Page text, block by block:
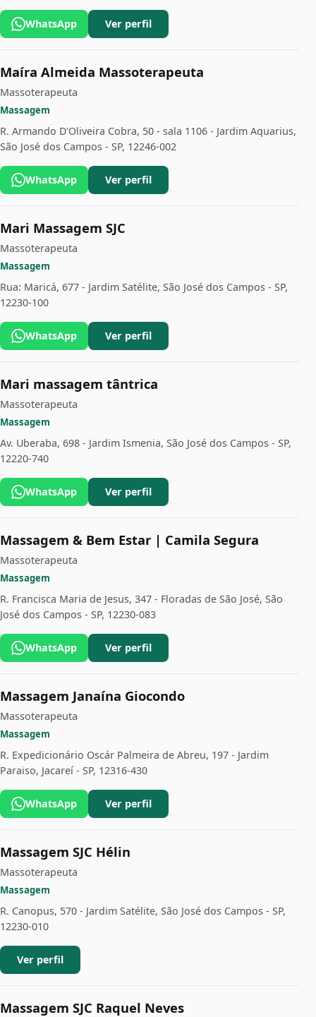
WhatsApp Ver perfil
Maíra Almeida Massoterapeuta
Massoterapeuta
Massagem
R. Armando D'Oliveira Cobra, 50 - sala 1106 - Jardim Aquarius,
São José dos Campos - SP, 12246-002
WhatsApp Ver perfil
Mari Massagem SJC
Massoterapeuta
Massagem
Rua: Maricá, 677 - Jardim Satélite, São José dos Campos - SP,
12230-100
WhatsApp Ver perfil
Mari massagem tântrica
Massoterapeuta
Massagem
Av. Uberaba, 698 - Jardim Ismenia, São José dos Campos - SP,
12220-740
WhatsApp Ver perfil
Massagem & Bem Estar | Camila Segura
Massoterapeuta
Massagem
R. Francisca Maria de Jesus, 347 - Floradas de São José, São
José dos Campos - SP, 12230-083
WhatsApp Ver perfil
Massagem Janaína Giocondo
Massoterapeuta
Massagem
R. Expedicionário Oscár Palmeira de Abreu, 197 - Jardim
Paraiso, Jacareí - SP, 12316-430
WhatsApp Ver perfil
Massagem SJC Hélin
Massoterapeuta
Massagem
R. Canopus, 570 - Jardim Satélite, São José dos Campos - SP,
12230-010
Ver perfil
Massagem SJC Raquel Neves